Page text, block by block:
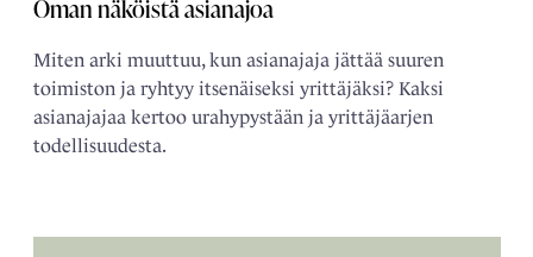
Oman näköistä ­asianajoa
Miten arki muuttuu, kun asianajaja jättää suuren
toimiston ja ryhtyy itsenäiseksi yrittäjäksi? Kaksi
asianajajaa kertoo urahypystään ja yrittäjäarjen
todellisuudesta.